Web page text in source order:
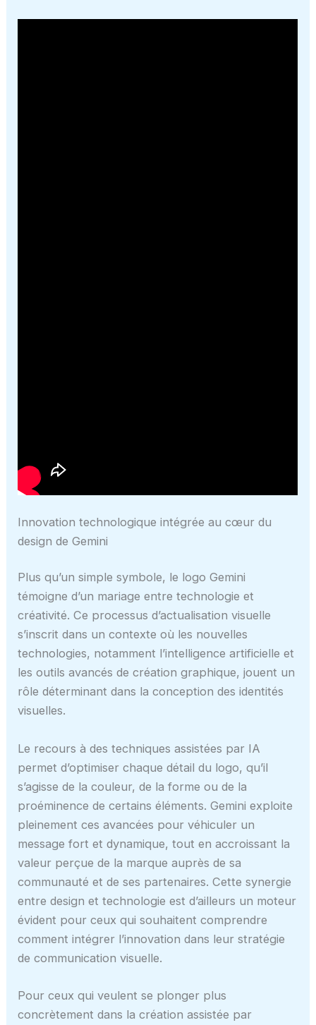
Innovation technologique intégrée au cœur du
design de Gemini
Plus qu’un simple symbole, le logo Gemini
témoigne d’un mariage entre technologie et
créativité. Ce processus d’actualisation visuelle
s’inscrit dans un contexte où les nouvelles
technologies, notamment l’intelligence artificielle et
les outils avancés de création graphique, jouent un
rôle déterminant dans la conception des identités
visuelles.
Le recours à des techniques assistées par IA
permet d’optimiser chaque détail du logo, qu’il
s’agisse de la couleur, de la forme ou de la
proéminence de certains éléments. Gemini exploite
pleinement ces avancées pour véhiculer un
message fort et dynamique, tout en accroissant la
valeur perçue de la marque auprès de sa
communauté et de ses partenaires. Cette synergie
entre design et technologie est d’ailleurs un moteur
évident pour ceux qui souhaitent comprendre
comment intégrer l’innovation dans leur stratégie
de communication visuelle.
Pour ceux qui veulent se plonger plus
concrètement dans la création assistée par